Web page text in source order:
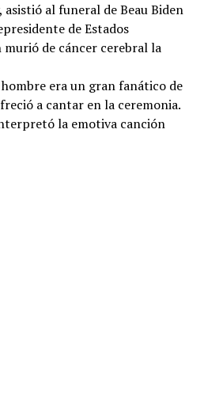
al funeral de Beau Biden
de Estados
murió de cáncer cerebral la
era un gran fanático de
a cantar en la ceremonia.
la emotiva canción